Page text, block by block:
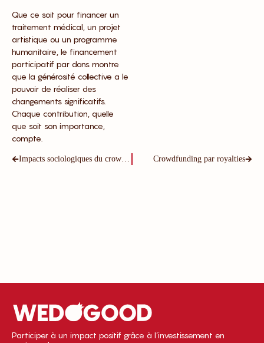
Que ce soit pour financer un
traitement médical, un projet
artistique ou un programme
humanitaire, le financement
participatif par dons montre
que la générosité collective a le
pouvoir de réaliser des
changements significatifs.
Chaque contribution, quelle
que soit son importance,
compte.
Crowdfunding par royalties
Participer à un impact positif grâce à l’investissement en